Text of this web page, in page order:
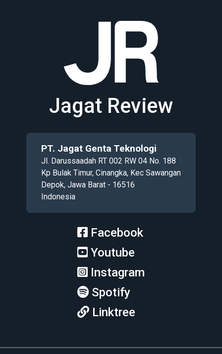
Jagat Review
PT. Jagat Genta Teknologi
Jl. Darussaadah RT 002 RW 04 No. 188
Kp Bulak Timur, Cinangka, Kec Sawangan
Depok, Jawa Barat - 16516
Indonesia
Facebook
Youtube
Instagram
Spotify
Linktree